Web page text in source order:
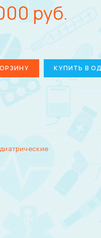
руб.
КУПИТЬ В